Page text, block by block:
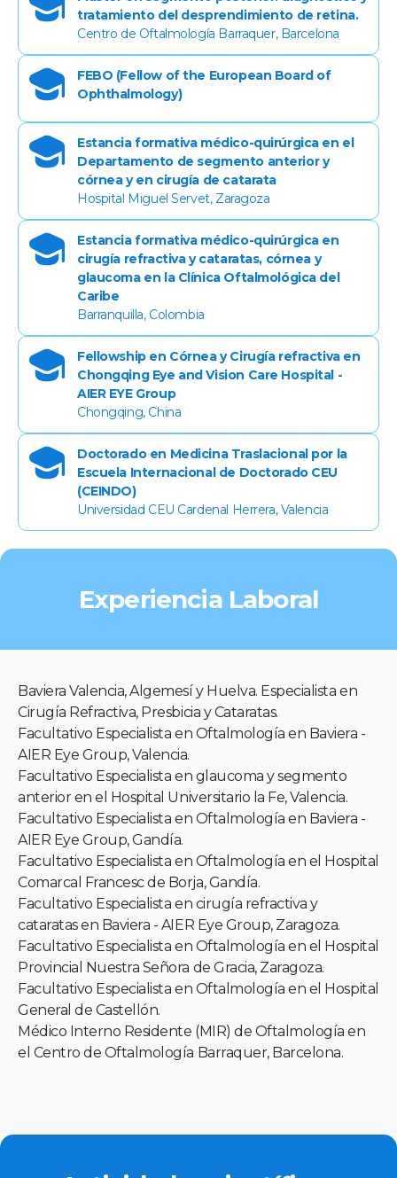
tratamiento del desprendimiento de retina.
Centro de Oftalmología Barraquer, Barcelona
FEBO (Fellow of the European Board of
Ophthalmology)
Estancia formativa médico-quirúrgica en el
Departamento de segmento anterior y
córnea y en cirugía de catarata
Hospital Miguel Servet, Zaragoza
Estancia formativa médico-quirúrgica en
cirugía refractiva y cataratas, córnea y
glaucoma en la Clínica Oftalmológica del
Caribe
Barranquilla, Colombia
Fellowship en Córnea y Cirugía refractiva en
Chongqing Eye and Vision Care Hospital -
AIER EYE Group
Chongqing, China
Doctorado en Medicina Traslacional por la
Escuela Internacional de Doctorado CEU
(CEINDO)
Universidad CEU Cardenal Herrera, Valencia
Experiencia Laboral
Baviera Valencia, Algemesí y Huelva. Especialista en
Cirugía Refractiva, Presbicia y Cataratas.
Facultativo Especialista en Oftalmología en Baviera -
AIER Eye Group, Valencia.
Facultativo Especialista en glaucoma y segmento
anterior en el Hospital Universitario la Fe, Valencia.
Facultativo Especialista en Oftalmología en Baviera -
AIER Eye Group, Gandía.
Facultativo Especialista en Oftalmología en el Hospital
Comarcal Francesc de Borja, Gandía.
Facultativo Especialista en cirugía refractiva y
cataratas en Baviera - AIER Eye Group, Zaragoza.
Facultativo Especialista en Oftalmología en el Hospital
Provincial Nuestra Señora de Gracia, Zaragoza.
Facultativo Especialista en Oftalmología en el Hospital
General de Castellón.
Médico Interno Residente (MIR) de Oftalmología en
el Centro de Oftalmología Barraquer, Barcelona.